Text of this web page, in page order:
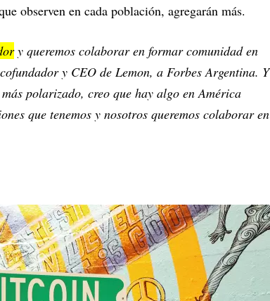
observen en cada población, agregarán más.
y queremos colaborar en formar comunidad en
y CEO de Lemon, a Forbes Argentina. Y
polarizado, creo que hay algo en América
que tenemos y nosotros queremos colaborar en